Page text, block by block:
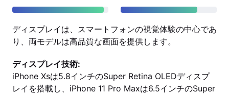
ディスプレイは、スマートフォンの視覚体験の中心であ
り、両モデルは高品質な画面を提供します。
ディスプレイ技術:
iPhone Xsは5.8インチのSuper Retina OLEDディスプ
レイを搭載し、iPhone 11 Pro Maxは6.5インチのSuper